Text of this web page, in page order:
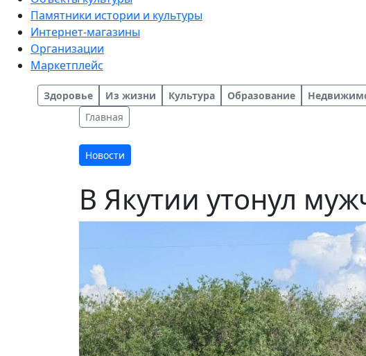
Памятники истории и культуры
Интернет-магазины
Организации
Маркетплейс
Здоровье Из жизни Культура Образование
Главная
Новости
В Якутии утонул